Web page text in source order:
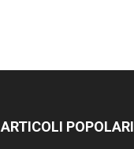
ARTICOLI POPOLARI